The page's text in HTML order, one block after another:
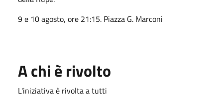
9 e 10 agosto, ore 21:15. Piazza G. Marconi
A chi è rivolto
L'iniziativa è rivolta a tutti